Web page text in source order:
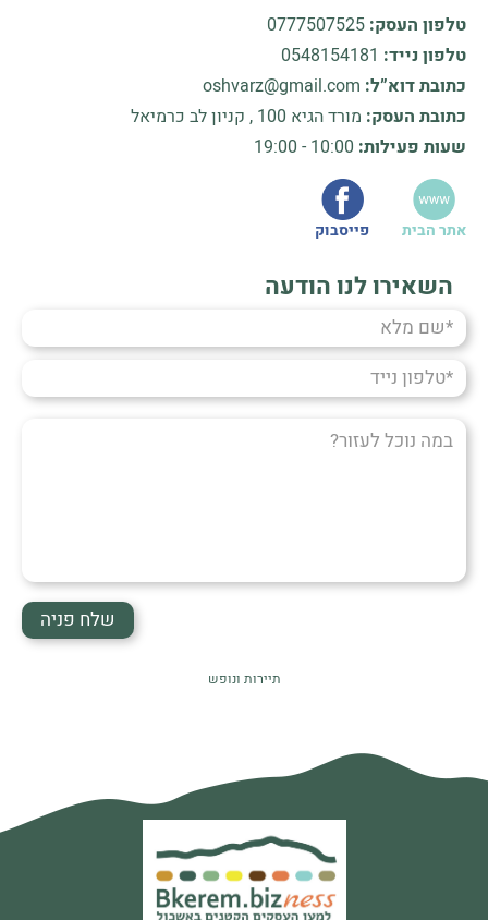
טלפון העסק: 0777507525
טלפון נייד: 0548154181
כתובת דוא”ל: oshvarz@gmail.com
כתובת העסק: מורד הגיא 100 , קניון לב כרמיאל
שעות פעילות: 10:00 - 19:00
אתר הבית פייסבוק
השאירו לנו הודעה
שם
מלא
טלפון
נייד
במה
נוכל
תיירות ונופש